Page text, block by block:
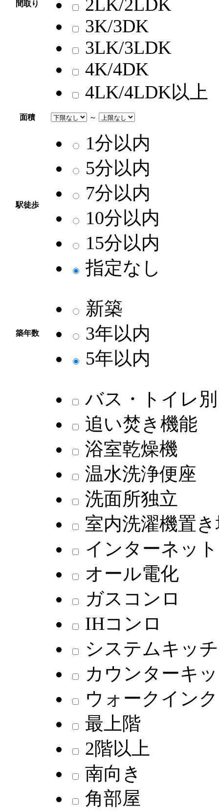
間取り
2LK/2LDK
3K/3DK
3LK/3LDK
4K/4DK
4LK/4LDK以上
面積 ～
駅徒歩
1分以内
5分以内
7分以内
10分以内
15分以内
指定なし
築年数
新築
3年以内
5年以内
バス・トイレ別
追い焚き機能
浴室乾燥機
温水洗浄便座
洗面所独立
室内洗濯機置
インターネット
オール電化
ガスコンロ
IHコンロ
システムキッ
カウンターキ
ウォークイン
最上階
2階以上
南向き
角部屋